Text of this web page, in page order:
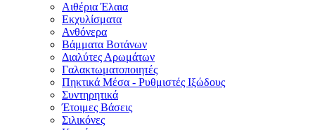
Αιθέρια Έλαια
Εκχυλίσματα
Ανθόνερα
Βάμματα Βοτάνων
Διαλύτες Αρωμάτων
Γαλακτωματοποιητές
Πηκτικά Μέσα - Ρυθμιστές Ιξώδους
Συντηρητικά
Έτοιμες Βάσεις
Σιλικόνες